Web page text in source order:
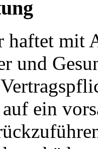
haftet mit
und
ein